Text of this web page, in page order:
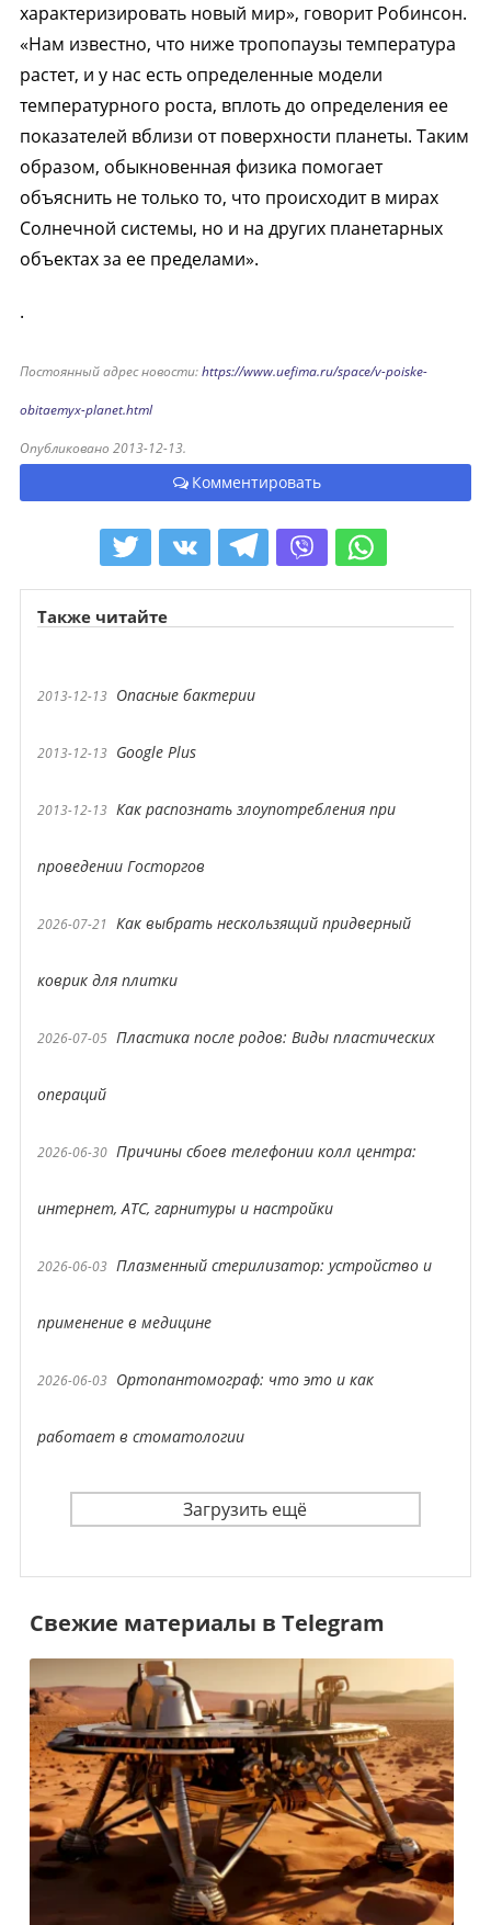
характеризировать новый мир», говорит Робинсон.
«Нам известно, что ниже тропопаузы температура
растет, и у нас есть определенные модели
температурного роста, вплоть до определения ее
показателей вблизи от поверхности планеты. Таким
образом, обыкновенная физика помогает
объяснить не только то, что происходит в мирах
Солнечной системы, но и на других планетарных
объектах за ее пределами».
.
Постоянный адрес новости:https://www.uefima.ru/space/v-poiske-
obitaemyx-planet.html
Опубликовано 2013-12-13.
Комментировать
Также читайте
2013-12-13 Опасные бактерии
2013-12-13 Google Plus
2013-12-13 Как распознать злоупотребления при
проведении Госторгов
2026-07-21 Как выбрать нескользящий придверный
коврик для плитки
2026-07-05 Пластика после родов: Виды пластических
операций
2026-06-30 Причины сбоев телефонии колл центра:
интернет, АТС, гарнитуры и настройки
2026-06-03 Плазменный стерилизатор: устройство и
применение в медицине
2026-06-03 Ортопантомограф: что это и как
работает в стоматологии
Загрузить ещё
Свежие материалы в Telegram